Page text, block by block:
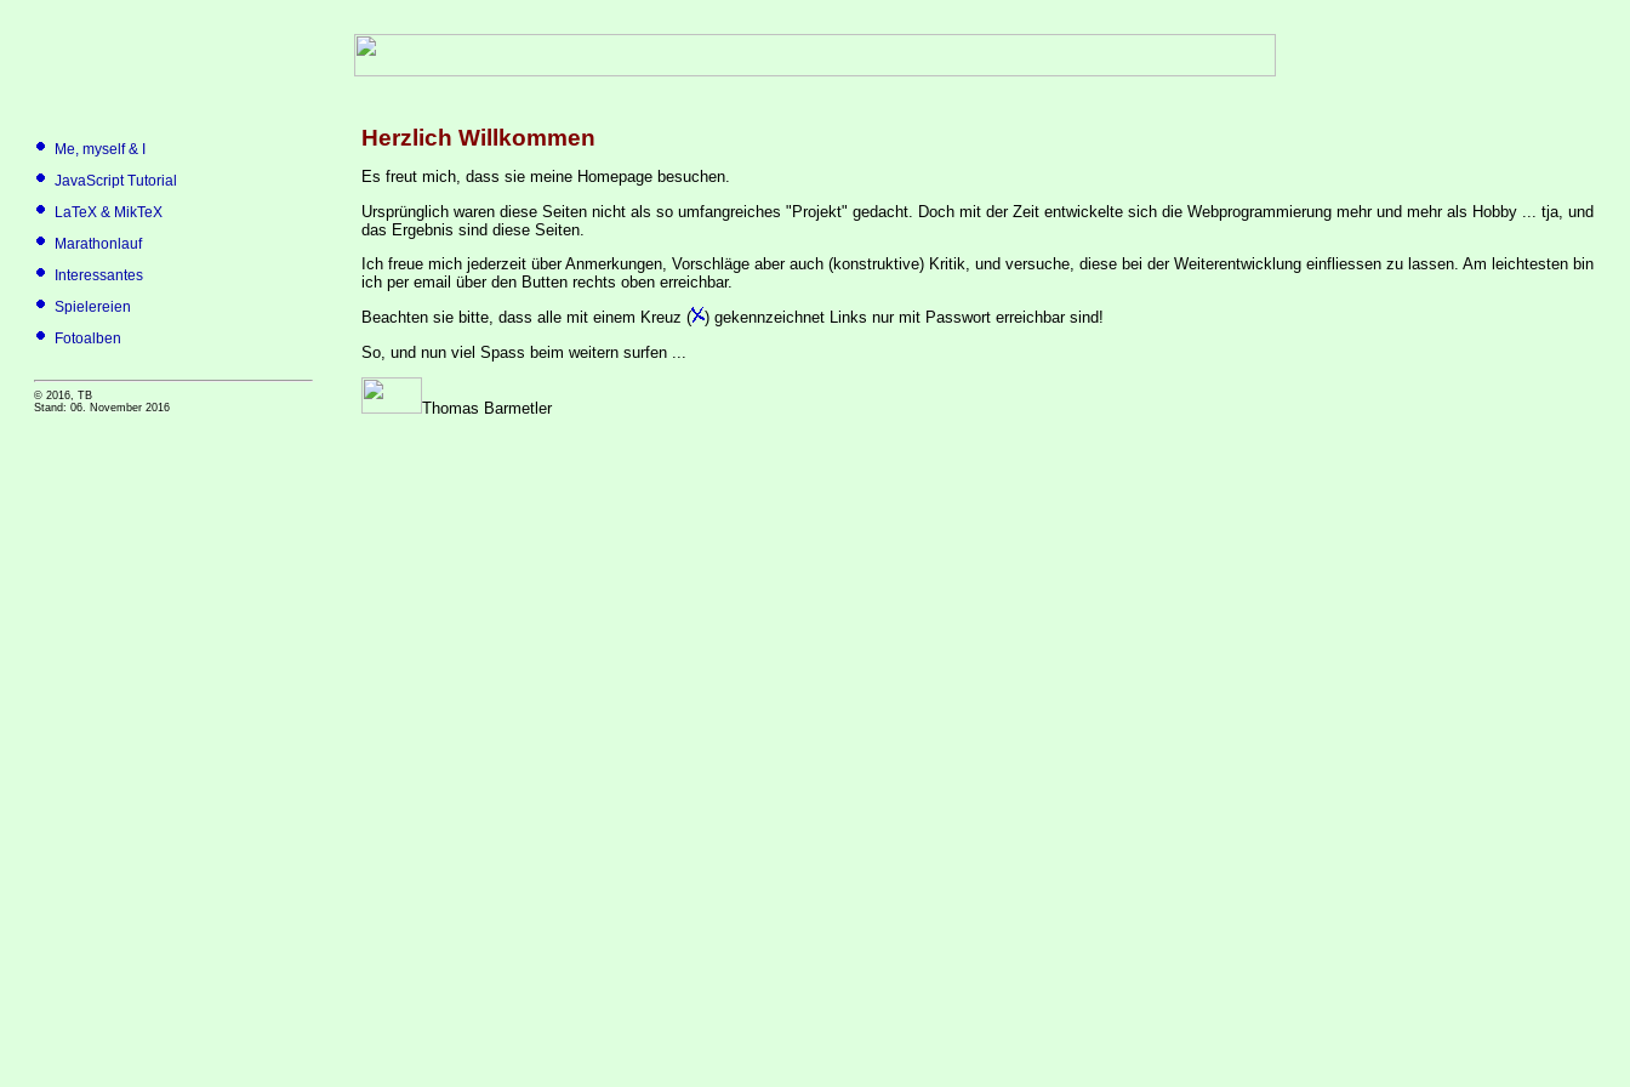
Me, myself & I
JavaScript Tutorial
LaTeX & MikTeX
Marathonlauf
Interessantes
Spielereien
Fotoalben
© 2016, TB
Stand: 06. November 2016
Herzlich Willkommen
Es freut mich, dass sie meine Homepage besuchen.
Ursprünglich waren diese Seiten nicht als so umfangreiches "Projekt" gedacht. Doch mit der Zeit entwickelte sich die Webprogrammierung mehr und mehr als Hobby ... tja, und
das Ergebnis sind diese Seiten.
Ich freue mich jederzeit über Anmerkungen, Vorschläge aber auch (konstruktive) Kritik, und versuche, diese bei der Weiterentwicklung einfliessen zu lassen. Am leichtesten bin
ich per email über den Butten rechts oben erreichbar.
Beachten sie bitte, dass alle mit einem Kreuz (
) gekennzeichnet Links nur mit Passwort erreichbar sind!
So, und nun viel Spass beim weitern surfen ...
Thomas Barmetler